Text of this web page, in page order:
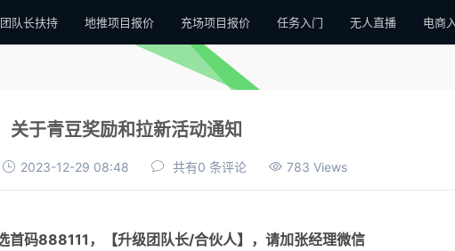
团队长扶持 地推项目报价 充场项目报价 任务入门 无人直播 电商
关于青豆奖励和拉新活动通知
2023-12-29 08:48 共有0 条评论 783 Views
首码888111，【升级团队长/合伙人】，请加张经理微信